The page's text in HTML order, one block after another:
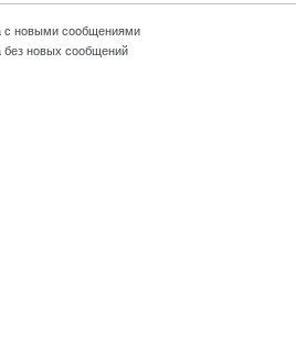
с новыми сообщениями
без новых сообщений